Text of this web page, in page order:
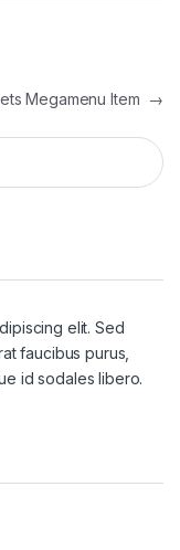
Megamenu Item →
elit. Sed
faucibus purus,
id sodales libero.